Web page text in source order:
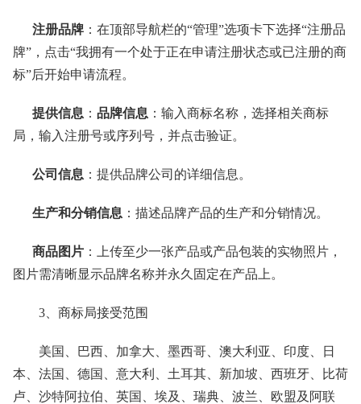
注册品牌 ：在顶部导航栏的“管理”选项卡下选择“注册品
牌”，点击“我拥有一个处于正在申请注册状态或已注册的商
标”后开始申请流程。
提供信息 ： 品牌信息 ：输入商标名称，选择相关商标
局，输入注册号或序列号，并点击验证。
公司信息 ：提供品牌公司的详细信息。
生产和分销信息 ：描述品牌产品的生产和分销情况。
商品图片 ：上传至少一张产品或产品包装的实物照片，
图片需清晰显示品牌名称并永久固定在产品上。
3、商标局接受范围
美国、巴西、加拿大、墨西哥、澳大利亚、印度、日
本、法国、德国、意大利、土耳其、新加坡、西班牙、比荷
卢、沙特阿拉伯、英国、埃及、瑞典、波兰、欧盟及阿联